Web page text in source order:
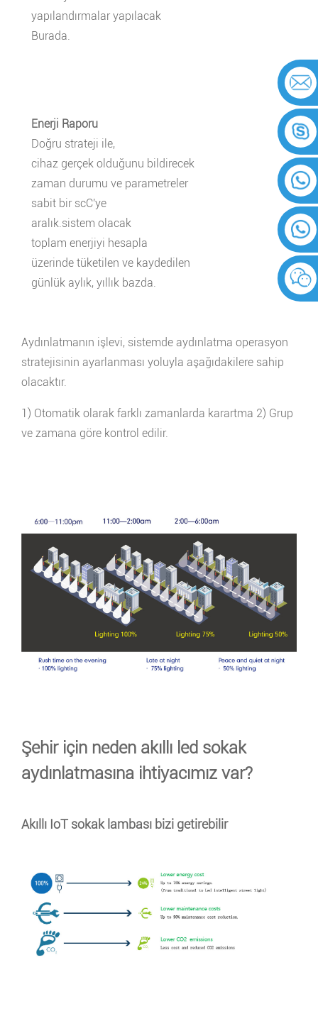
yapılandırmalar yapılacak
Burada.
Enerji Raporu
Doğru strateji ile,
cihaz gerçek olduğunu bildirecek
zaman durumu ve parametreler
sabit bir scC'ye
aralık.sistem olacak
toplam enerjiyi hesapla
üzerinde tüketilen ve kaydedilen
günlük aylık, yıllık bazda.
Aydınlatmanın işlevi, sistemde aydınlatma operasyon
stratejisinin ayarlanması yoluyla aşağıdakilere sahip
olacaktır.
1) Otomatik olarak farklı zamanlarda karartma 2) Grup
ve zamana göre kontrol edilir.
Şehir için neden akıllı led sokak
aydınlatmasına ihtiyacımız var?
Akıllı IoT sokak lambası bizi getirebilir